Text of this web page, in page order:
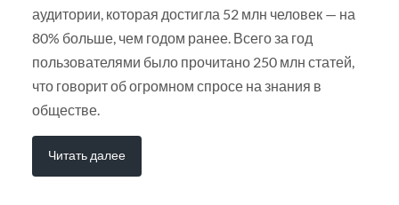
аудитории, которая достигла 52 млн человек — на
80% больше, чем годом ранее. Всего за год
пользователями было прочитано 250 млн статей,
что говорит об огромном спросе на знания в
обществе.
Читать далее